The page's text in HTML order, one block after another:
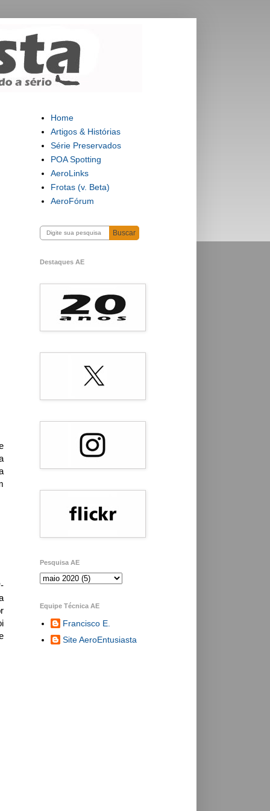
Home
Artigos & Histórias
Série Preservados
POA Spotting
AeroLinks
Frotas (v. Beta)
AeroFórum
Buscar
Destaques AE
Pesquisa AE
Equipe Técnica AE
Francisco E.
Site AeroEntusiasta